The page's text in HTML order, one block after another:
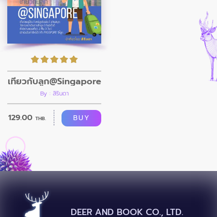
เที่ยวกับลูก@Singapore
By : สิรินดา
129.00 THB. BUY
DEER AND BOOK CO., LTD.